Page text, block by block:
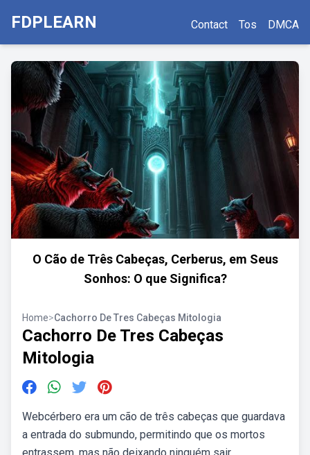
FDPLEARN Contact Tos DMCA
O Cão de Três Cabeças, Cerberus, em Seus
Sonhos: O que Significa?
Home>Cachorro De Tres Cabeças Mitologia
Cachorro De Tres Cabeças
Mitologia
Webcérbero era um cão de três cabeças que guardava
a entrada do submundo, permitindo que os mortos